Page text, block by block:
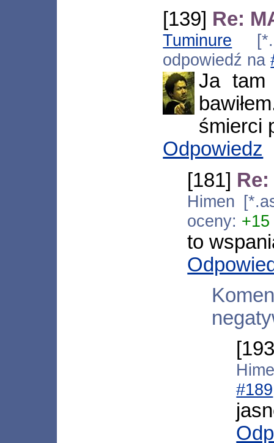
[139] Re:
Tuminure
odpowiedź na
Ja tam
śmierci
Odpowiedz
[181]
Himen
oceny: +15
to
#189